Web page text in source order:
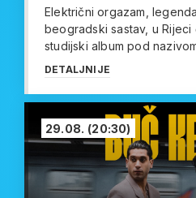
Električni orgazam,
beogradski sastav, u
studijski album pod
DETALJNIJE
29.08. (20:30)